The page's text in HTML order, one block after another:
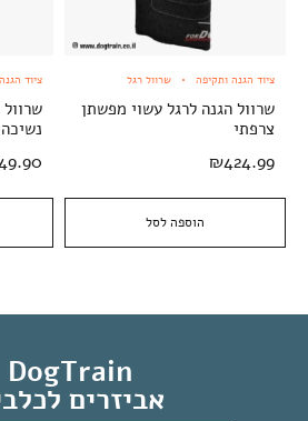
הוספה לסל
ציוד הגנה ותקיפה שרוול רגל
שרוול הגנה לרגל עשוי מפשתן
צרפתי
₪424.99
ציוד
DogTrain
אביזרים